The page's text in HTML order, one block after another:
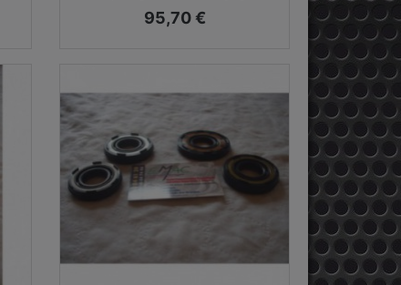
Prix
95,70 €